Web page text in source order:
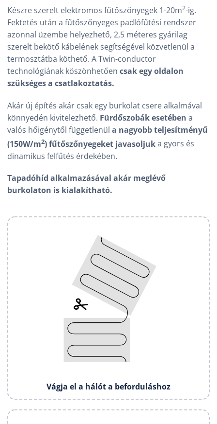
Készre szerelt elektromos fűtőszőnyegek 1-20m2-ig.
Fektetés után a fűtőszőnyeges padlófűtési rendszer
azonnal üzembe helyezhető, 2,5 méteres gyárilag
szerelt bekötő kábelének segítségével közvetlenül a
termosztátba köthető. A Twin-conductor
technológiának köszönhetően csak egy oldalon
szükséges a csatlakoztatás.
Akár új építés akár csak egy burkolat csere alkalmával
könnyedén kivitelezhető. Fürdőszobák esetében a
valós hőigénytől függetlenül a nagyobb teljesítményű
(150W/m2) fűtőszőnyegeket javasoljuka gyors és
dinamikus felfűtés érdekében.
Tapadóhíd alkalmazásával akár meglévő
burkolaton is kialakítható.
Vágja el a hálót a beforduláshoz